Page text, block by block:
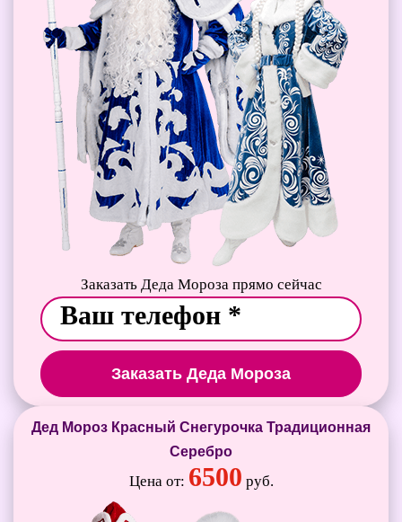
Заказать Деда Мороза прямо сейчас
Заказать Деда Мороза
Дед Мороз Красный Снегурочка Традиционная
Серебро
Цена от: 6500 руб.